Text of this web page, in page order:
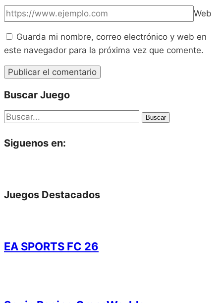
Web
Guarda mi nombre, correo electrónico y web en
este navegador para la próxima vez que comente.
Buscar Juego
Buscar
Siguenos en:
Juegos Destacados
EA SPORTS FC 26